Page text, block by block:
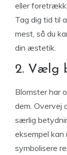
eller
Tag dig tid til
mest, så du
din æstetik.
2. Vælg
Blomster har
dem. Overvej
særlig
eksempel kan
symbolisere